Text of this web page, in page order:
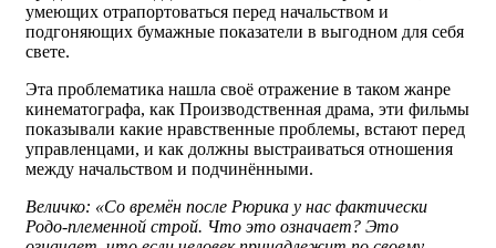
умеющих отрапортоваться перед начальством и
подгоняющих бумажные показатели в выгодном для себя
свете.
Эта проблематика нашла своё отражение в таком жанре
кинематографа, как Производственная драма, эти фильмы
показывали какие нравственные проблемы, встают перед
управленцами, и как должны выстраиваться отношения
между начальством и подчинёнными.
Величко: «Со времён после Рюрика у нас фактически
Родо-племенной строй. Что это означает? Это